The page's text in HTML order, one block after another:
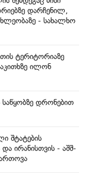
დარჩენილ,
- სახალხო
ტერიტორიაზე
ილონ
დრონებით
შტატების
ირანისთვის - აშშ-